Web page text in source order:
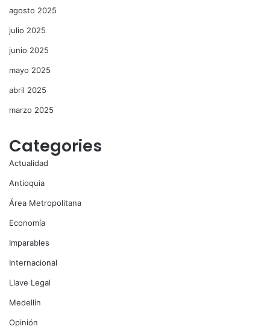
agosto 2025
julio 2025
junio 2025
mayo 2025
abril 2025
marzo 2025
Categories
Actualidad
Antioquia
Área Metropolitana
Economía
Imparables
Internacional
Llave Legal
Medellín
Opinión